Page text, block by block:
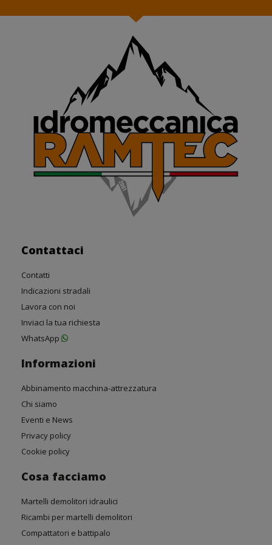
Cosa facciamo
Martelli demolitori idraulici
Ricambi per martelli demolitori
Compattatori e battipalo
Contattaci
Contatti
Indicazioni stradali
Lavora con noi
Inviaci la tua richiesta
WhatsApp
Informazioni
Abbinamento macchina-attrezzatura
Chi siamo
Eventi e News
Privacy policy
Cookie policy